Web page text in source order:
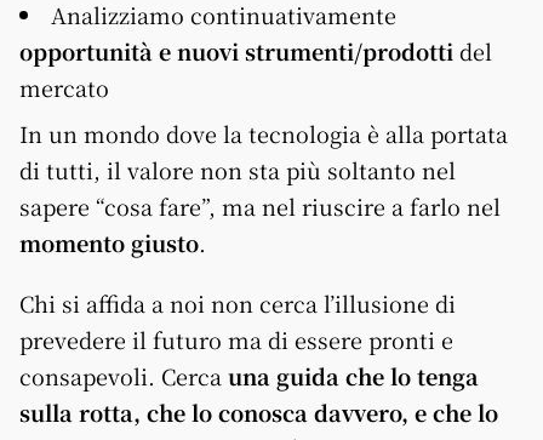
Analizziamo continuativamente
opportunità e nuovi strumenti/prodotti del
mercato
In un mondo dove la tecnologia è alla portata
di tutti, il valore non sta più soltanto nel
sapere “cosa fare”, ma nel riuscire a farlo nel
momento giusto.
Chi si affida a noi non cerca l’illusione di
prevedere il futuro ma di essere pronti e
consapevoli. Cerca una guida che lo tenga
sulla rotta, che lo conosca davvero, e che lo